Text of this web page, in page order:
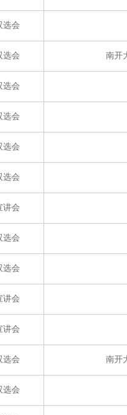
选会
选会 南开
选会
选会
选会
选会
讲会
选会
选会
讲会
讲会
选会 南开
选会